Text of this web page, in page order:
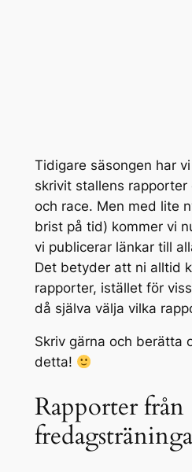
Tidigare säsongen har
skrivit stallens
och race. Men med lite
brist på tid) kommer vi
vi publicerar länkar till
Det betyder att ni alltid
rapporter, istället för
då själva välja vilka
Skriv gärna och berätta
detta!
Rapporter från